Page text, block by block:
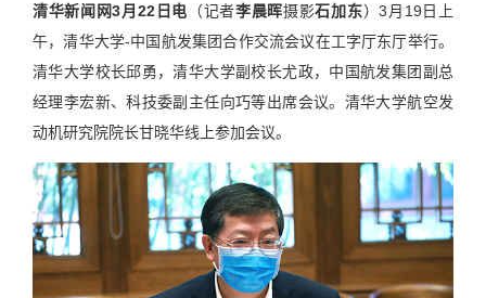
清华新闻网3月22日电 （记者李晨晖摄影石加东）3月19日上
午，清华大学-中国航发集团合作交流会议在工字厅东厅举行。
清华大学校长邱勇，清华大学副校长尤政，中国航发集团副总
经理李宏新、科技委副主任向巧等出席会议。清华大学航空发
动机研究院院长甘晓华线上参加会议。